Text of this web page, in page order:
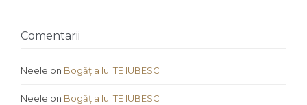
Comentarii
Neele on Bogăția lui TE IUBESC
Neele on Bogăția lui TE IUBESC